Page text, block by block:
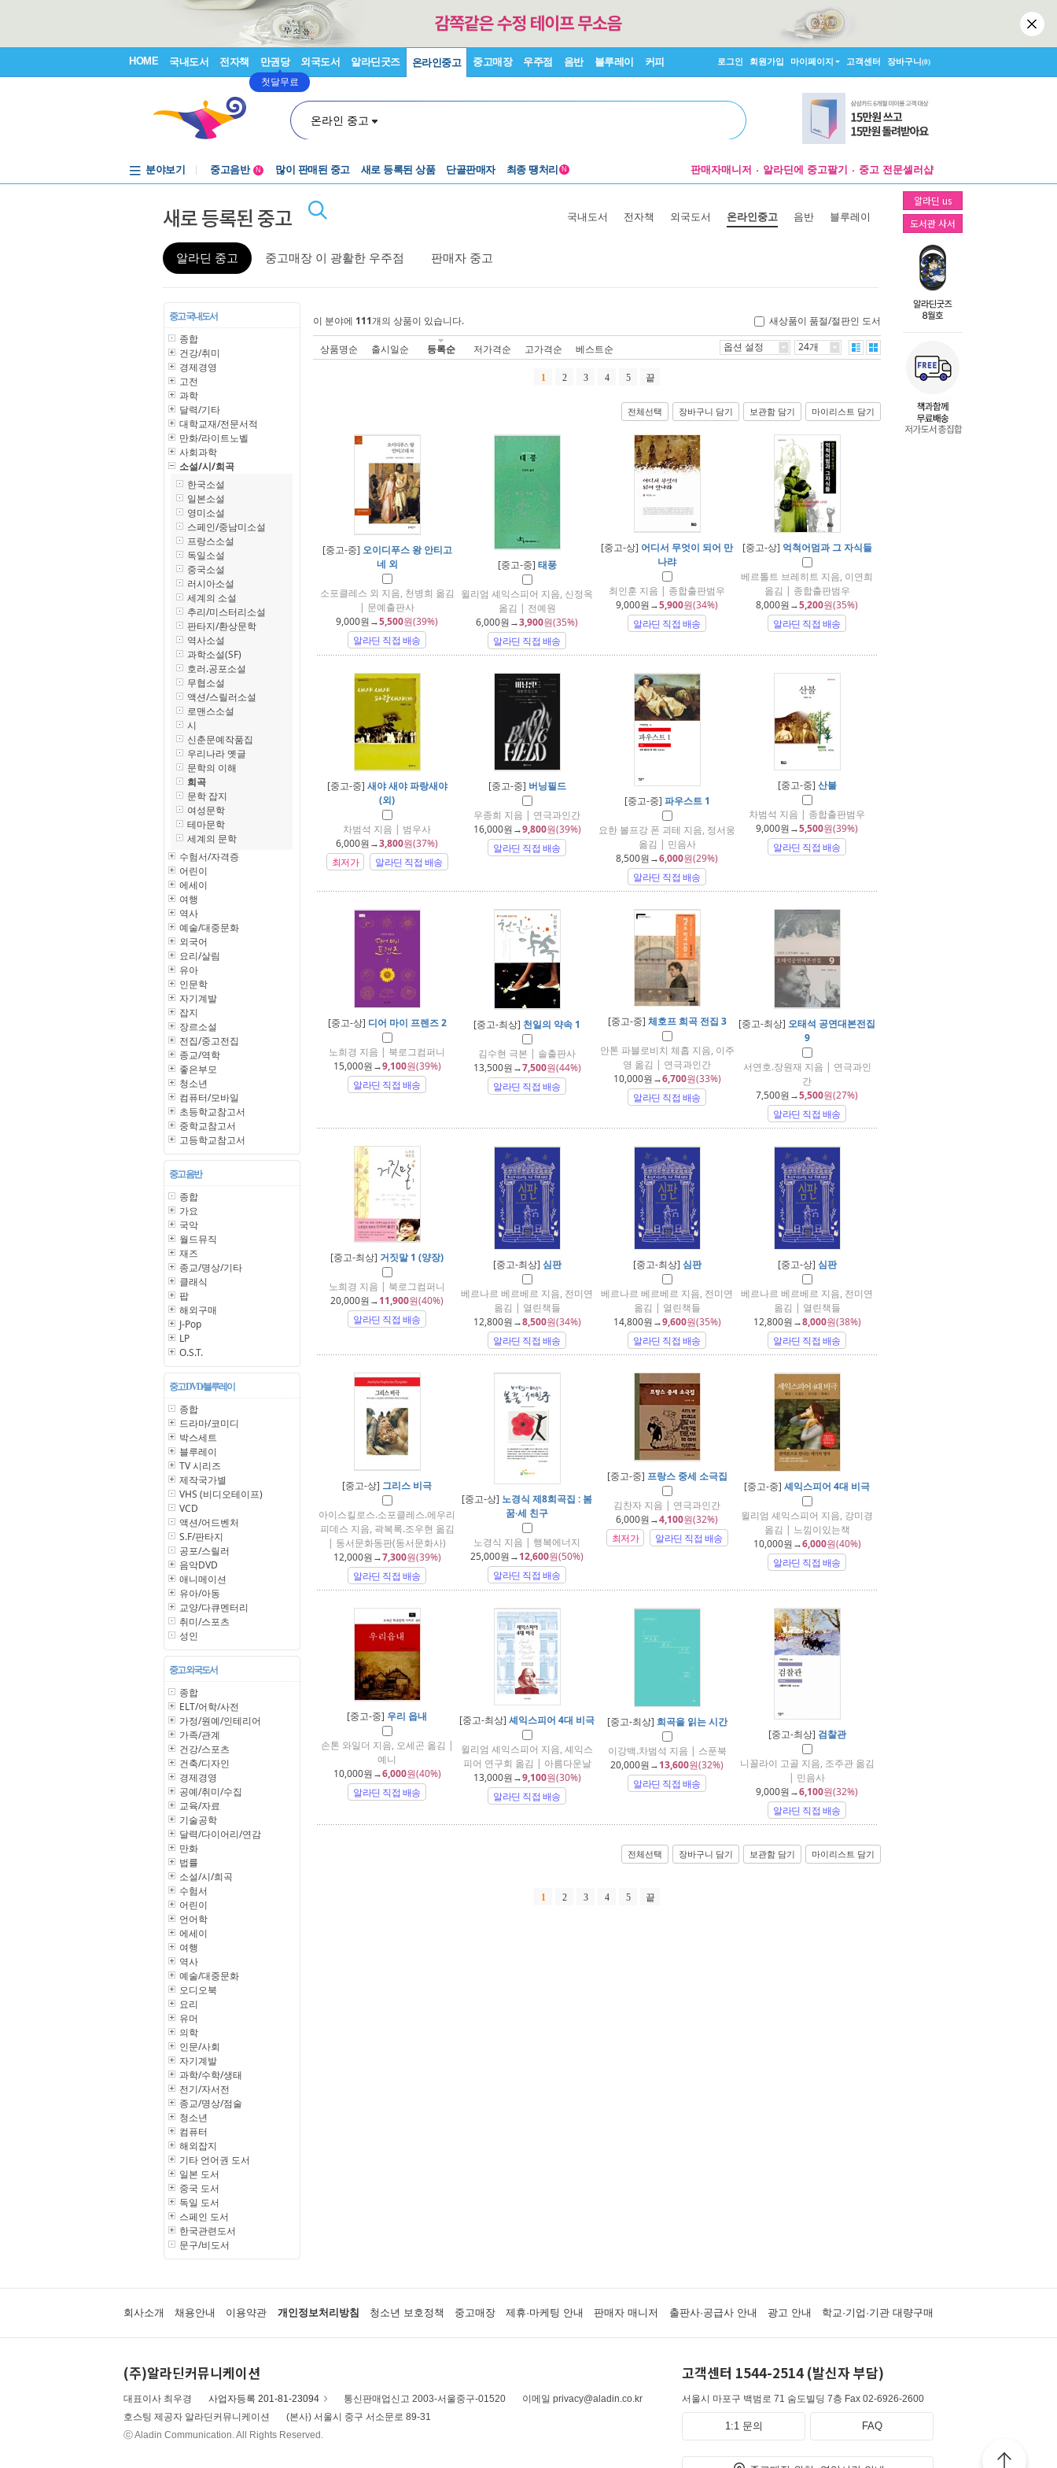
HOME 국내도서 전자책 만권당
첫달무료
외국도서 알라딘굿즈 온라인중고 중고매장 우주점 음반 블루레이 커피 로그인 회원가입 마이페이지 고객센터 장바구니(0)
온라인 중고
분야보기
중고음반
중고음반
N 많이 판매된 중고 새로 등록된 상품 단골판매자 최종 땡처리 N 판매자매니저 알라딘에 중고팔기 중고 전문셀러샵
알라딘 us
도서관 사서
새로 등록된 중고 국내도서 전자책 외국도서 온라인중고 음반 블루레이
알라딘 중고 중고매장 이 광활한 우주점 판매자 중고
중고 국내도서
종합
건강/취미
경제경영
고전
과학
달력/기타
대학교재/전문서적
만화/라이트노벨
사회과학
소설/시/희곡
한국소설
일본소설
영미소설
스페인/중남미소설
프랑스소설
독일소설
중국소설
러시아소설
세계의 소설
추리/미스터리소설
판타지/환상문학
역사소설
과학소설(SF)
호러.공포소설
무협소설
액션/스릴러소설
로맨스소설
시
신춘문예작품집
우리나라 옛글
문학의 이해
희곡
문학 잡지
여성문학
테마문학
세계의 문학
수험서/자격증
어린이
에세이
여행
역사
예술/대중문화
외국어
요리/살림
유아
인문학
자기계발
잡지
장르소설
전집/중고전집
종교/역학
좋은부모
청소년
컴퓨터/모바일
초등학교참고서
중학교참고서
고등학교참고서
중고 음반
종합
가요
국악
월드뮤직
재즈
종교/명상/기타
클래식
팝
해외구매
J-Pop
LP
O.S.T.
중고 DVD/블루레이
종합
드라마/코미디
박스세트
블루레이
TV 시리즈
제작국가별
VHS (비디오테이프)
VCD
액션/어드벤처
S.F/판타지
공포/스릴러
음악DVD
애니메이션
유아/아동
교양/다큐멘터리
취미/스포츠
성인
중고 외국도서
종합
ELT/어학/사전
가정/원예/인테리어
가족/관계
건강/스포츠
건축/디자인
경제경영
공예/취미/수집
교육/자료
기술공학
달력/다이어리/연감
만화
법률
소설/시/희곡
수험서
어린이
언어학
에세이
여행
역사
예술/대중문화
오디오북
요리
유머
의학
인문/사회
자기계발
과학/수학/생태
전기/자서전
종교/명상/점술
청소년
컴퓨터
해외잡지
기타 언어권 도서
일본 도서
중국 도서
독일 도서
스페인 도서
한국관련도서
문구/비도서
이 분야에 111개의 상품이 있습니다. 새상품이 품절/절판인 도서
상품명순 출시일순 등록순 저가격순 고가격순 베스트순 옵션 설정 24개
1 2 3 4 5 끝
전체선택 장바구니 담기 보관함 담기 마이리스트 담기
[중고-중] 오이디푸스 왕 안티고
네 외
소포클레스 외 지음, 천병희 옮김
| 문예출판사
9,000원→5,500원(39%)
알라딘 직접 배송
[중고-중] 태풍
윌리엄 셰익스피어 지음, 신정옥
옮김 | 전예원
6,000원→3,900원(35%)
알라딘 직접 배송
[중고-상] 어디서 무엇이 되어 만
나랴
최인훈 지음 | 종합출판범우
9,000원→5,900원(34%)
알라딘 직접 배송
[중고-상] 억척어멈과 그 자식들
베르톨트 브레히트 지음, 이연희
옮김 | 종합출판범우
8,000원→5,200원(35%)
알라딘 직접 배송
[중고-중] 새야 새야 파랑새야
(외)
차범석 지음 | 범우사
6,000원→3,800원(37%)
최저가
알라딘 직접 배송
[중고-중] 버닝필드
우종희 지음 | 연극과인간
16,000원→9,800원(39%)
알라딘 직접 배송
[중고-중] 파우스트 1
요한 볼프강 폰 괴테 지음, 정서웅
옮김 | 민음사
8,500원→6,000원(29%)
알라딘 직접 배송
[중고-중] 산불
차범석 지음 | 종합출판범우
9,000원→5,500원(39%)
알라딘 직접 배송
[중고-상] 디어 마이 프렌즈 2
노희경 지음 | 북로그컴퍼니
15,000원→9,100원(39%)
알라딘 직접 배송
[중고-최상] 천일의 약속 1
김수현 극본 | 솔출판사
13,500원→7,500원(44%)
알라딘 직접 배송
[중고-중] 체호프 희곡 전집 3
안톤 파블로비치 체홉 지음, 이주
영 옮김 | 연극과인간
10,000원→6,700원(33%)
알라딘 직접 배송
[중고-최상] 오태석 공연대본전집
9
서연호.장원재 지음 | 연극과인
간
7,500원→5,500원(27%)
알라딘 직접 배송
[중고-최상] 거짓말 1 (양장)
노희경 지음 | 북로그컴퍼니
20,000원→11,900원(40%)
알라딘 직접 배송
[중고-최상] 심판
베르나르 베르베르 지음, 전미연
옮김 | 열린책들
12,800원→8,500원(34%)
알라딘 직접 배송
[중고-최상] 심판
베르나르 베르베르 지음, 전미연
옮김 | 열린책들
14,800원→9,600원(35%)
알라딘 직접 배송
[중고-상] 심판
베르나르 베르베르 지음, 전미연
옮김 | 열린책들
12,800원→8,000원(38%)
알라딘 직접 배송
[중고-상] 그리스 비극
아이스킬로스.소포클레스.에우리
피데스 지음, 곽복록.조우현 옮김
| 동서문화동판(동서문화사)
12,000원→7,300원(39%)
알라딘 직접 배송
[중고-상] 노경식 제8희곡집 : 봄
꿈·세 친구
노경식 지음 | 행복에너지
25,000원→12,600원(50%)
알라딘 직접 배송
[중고-중] 프랑스 중세 소극집
김찬자 지음 | 연극과인간
6,000원→4,100원(32%)
최저가
알라딘 직접 배송
[중고-중] 셰익스피어 4대 비극
윌리엄 셰익스피어 지음, 강미경
옮김 | 느낌이있는책
10,000원→6,000원(40%)
알라딘 직접 배송
[중고-중] 우리 읍내
손톤 와일더 지음, 오세곤 옮김 |
예니
10,000원→6,000원(40%)
알라딘 직접 배송
[중고-최상] 셰익스피어 4대 비극
윌리엄 셰익스피어 지음, 셰익스
피어 연구회 옮김 | 아름다운날
13,000원→9,100원(30%)
알라딘 직접 배송
[중고-최상] 희곡을 읽는 시간
이강백.차범석 지음 | 스푼북
20,000원→13,600원(32%)
알라딘 직접 배송
[중고-최상] 검찰관
니꼴라이 고골 지음, 조주관 옮김
| 민음사
9,000원→6,100원(32%)
알라딘 직접 배송
전체선택 장바구니 담기 보관함 담기 마이리스트 담기
1 2 3 4 5 끝
회사소개 채용안내 이용약관 개인정보처리방침 청소년 보호정책 중고매장 제휴·마케팅 안내 판매자 매니저 출판사·공급사 안내 광고 안내 학교·기업·기관 대량구매
(주)알라딘커뮤니케이션
대표이사 최우경 사업자등록 201-81-23094 통신판매업신고 2003-서울중구-01520
이메일 privacy@aladin.co.kr
호스팅 제공자 알라딘커뮤니케이션
(본사) 서울시 중구 서소문로 89-31
ⓒ Aladin Communication. All Rights Reserved.
고객센터 1544-2514 (발신자 부담)
서울시 마포구 백범로 71 숨도빌딩 7층 Fax 02-6926-2600
1:1 문의 FAQ